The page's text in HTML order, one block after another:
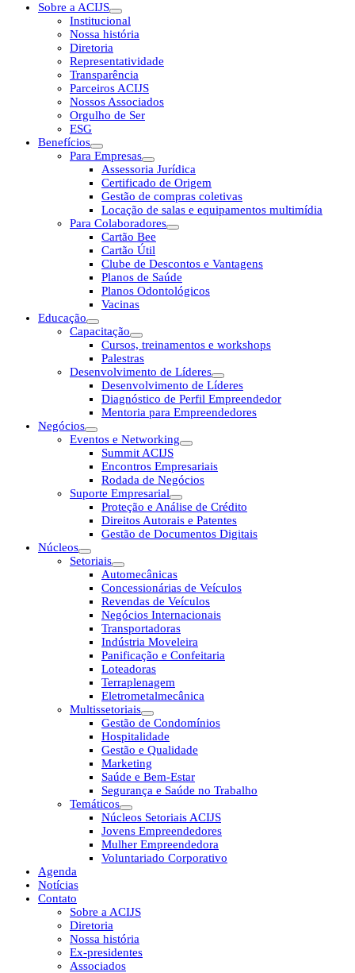
Sobre a ACIJS
Institucional
Nossa história
Diretoria
Representatividade
Transparência
Parceiros ACIJS
Nossos Associados
Orgulho de Ser
ESG
Benefícios
Para Empresas
Assessoria Jurídica
Certificado de Origem
Gestão de compras coletivas
Locação de salas e equipamentos multimídia
Para Colaboradores
Cartão Bee
Cartão Útil
Clube de Descontos e Vantagens
Planos de Saúde
Planos Odontológicos
Vacinas
Educação
Capacitação
Cursos, treinamentos e workshops
Palestras
Desenvolvimento de Líderes
Desenvolvimento de Líderes
Diagnóstico de Perfil Empreendedor
Mentoria para Empreendedores
Negócios
Eventos e Networking
Summit ACIJS
Encontros Empresariais
Rodada de Negócios
Suporte Empresarial
Proteção e Análise de Crédito
Direitos Autorais e Patentes
Gestão de Documentos Digitais
Núcleos
Setoriais
Automecânicas
Concessionárias de Veículos
Revendas de Veículos
Negócios Internacionais
Transportadoras
Indústria Moveleira
Panificação e Confeitaria
Loteadoras
Terraplenagem
Eletrometalmecânica
Multissetoriais
Gestão de Condomínios
Hospitalidade
Gestão e Qualidade
Marketing
Saúde e Bem-Estar
Segurança e Saúde no Trabalho
Temáticos
Núcleos Setoriais ACIJS
Jovens Empreendedores
Mulher Empreendedora
Voluntariado Corporativo
Agenda
Notícias
Contato
Sobre a ACIJS
Diretoria
Nossa história
Ex-presidentes
Associados